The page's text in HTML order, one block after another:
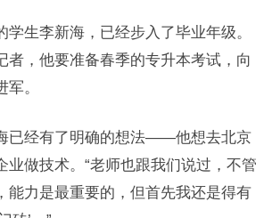
学生李新海，已经步入了毕业年级。
者，他要准备春季的专升本考试，向
。
已经有了明确的想法——他想去北京
业做技术。“老师也跟我们说过，不管
能力是最重要的，但首先我还是得有